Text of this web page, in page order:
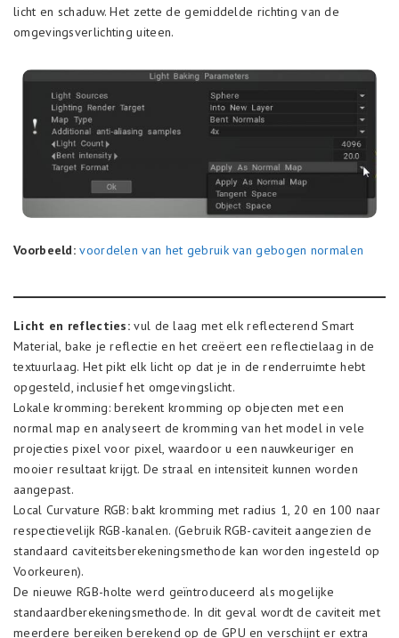
licht en schaduw. Het zette de gemiddelde richting van de
omgevingsverlichting uiteen.
Voorbeeld: voordelen van het gebruik van gebogen normalen
Licht en reflecties: vul de laag met elk reflecterend Smart
Material, bake je reflectie en het creëert een reflectielaag in de
textuurlaag. Het pikt elk licht op dat je in de renderruimte hebt
opgesteld, inclusief het omgevingslicht.
Lokale kromming: berekent kromming op objecten met een
normal map en analyseert de kromming van het model in vele
projecties pixel voor pixel, waardoor u een nauwkeuriger en
mooier resultaat krijgt. De straal en intensiteit kunnen worden
aangepast.
Local Curvature RGB: bakt kromming met radius 1, 20 en 100 naar
respectievelijk RGB-kanalen. (Gebruik RGB-caviteit aangezien de
standaard caviteitsberekeningsmethode kan worden ingesteld op
Voorkeuren).
De nieuwe RGB-holte werd geïntroduceerd als mogelijke
standaardberekeningsmethode. In dit geval wordt de caviteit met
meerdere bereiken berekend op de GPU en verschijnt er extra